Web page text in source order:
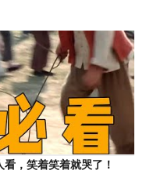
，笑着笑着就哭了！